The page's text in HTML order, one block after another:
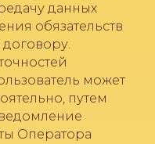
данных
обязательств
может
путем
Оператора